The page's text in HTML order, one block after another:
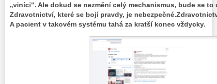
„viníci“. Ale dokud se nezmění celý mechanismus, bude se to
Zdravotnictví, které se bojí pravdy, je
A pacient v takovém systému tahá za kratší konec vždycky.